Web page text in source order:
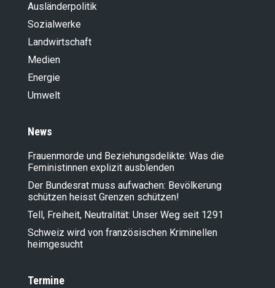
Ausländer­politik
Sozialwerke
Landwirt­schaft
Medien
Energie
Umwelt
News
Frauenmorde und Beziehungsdelikte: Was die
Feministinnen explizit ausblenden
Der Bundesrat muss aufwachen: Bevölkerung
schützen heisst Grenzen schützen!
Tell, Freiheit, Neutralität: Unser Weg seit 1291
Schweiz wird von französischen Kriminellen
heimgesucht
Termine